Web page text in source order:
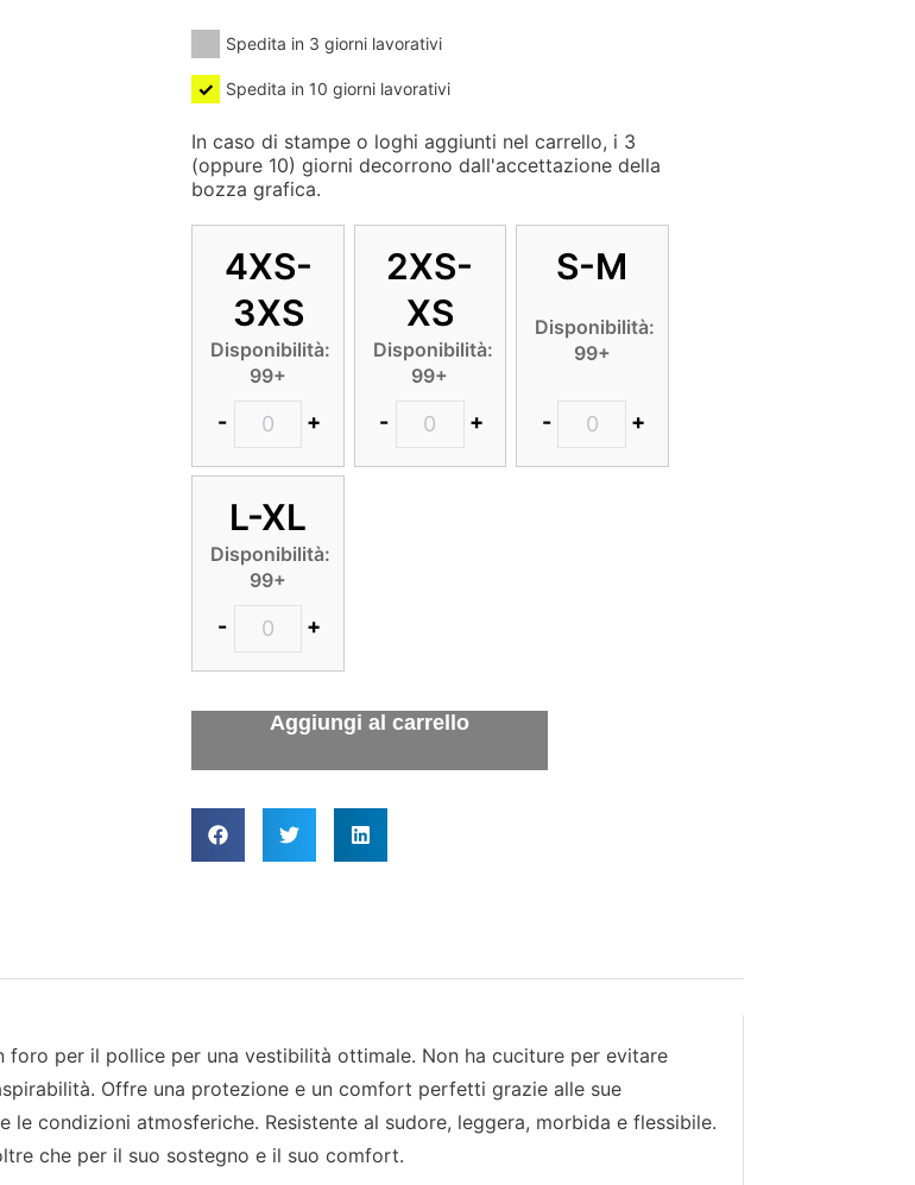
Spedita in 3 giorni lavorativi
Spedita in 10 giorni lavorativi
In caso di stampe o loghi aggiunti nel carrello, i 3
(oppure 10) giorni decorrono dall'accettazione della
bozza grafica.
4XS-
3XS
Disponibilità:
99+
- +
2XS-
XS
Disponibilità:
99+
- +
S-M
Disponibilità:
99+
- +
L-XL
Disponibilità:
99+
- +
per il pollice per una vestibilità ottimale. Non ha cuciture per evitare
Offre una protezione e un comfort perfetti grazie alle sue
condizioni atmosferiche. Resistente al sudore, leggera, morbida e flessibile.
che per il suo sostegno e il suo comfort.